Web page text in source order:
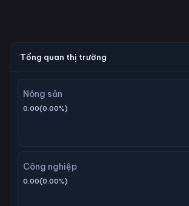
Tổng quan thị trường
Nông sản
0.00(0.00%)
Công nghiệp
0.00(0.00%)